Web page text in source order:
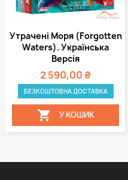
Утрачені Моря (Forgotten
Waters). Українська
Версія
2 590,00 ₴
БЕЗКОШТОВНА ДОСТАВКА
 У КОШИК